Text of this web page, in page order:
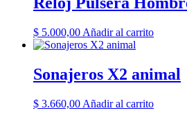
$ 5.000,00 Añadir al carrito
Sonajeros X2 animal
$ 3.660,00 Añadir al carrito